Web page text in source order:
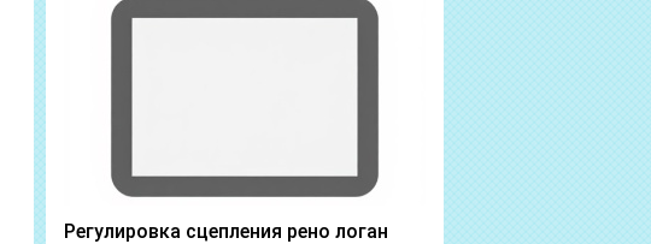
Регулировка сцепления рено логан